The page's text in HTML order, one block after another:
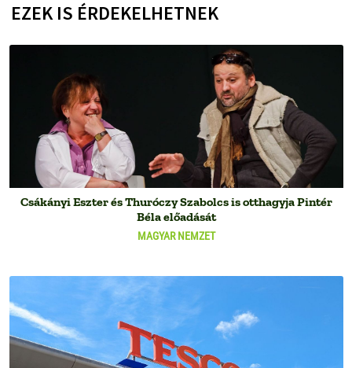
EZEK IS ÉRDEKELHETNEK
MAGYAR NEMZET
Csákányi Eszter és Thuróczy Szabolcs is otthagyja Pintér
Béla előadását